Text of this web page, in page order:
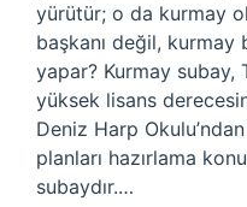
yürütür; o da kurmay
başkanı değil, kurmay
yapar? Kurmay subay,
yüksek lisans
Deniz Harp
planları hazırlama
subaydır.…